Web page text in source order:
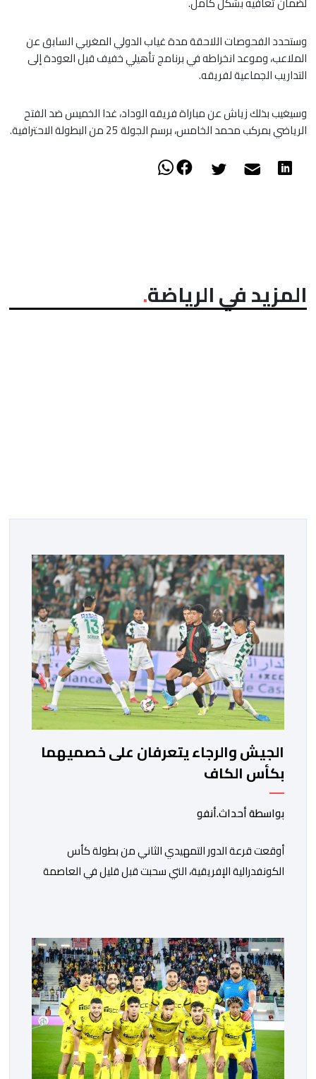
وستحدد الفحوصات اللاحقة مدة غياب الدولي المغربي السابق عن
الملاعب، وموعد انخراطه في برنامج تأهيلي خفيف قبل العودة إلى
التداريب الجماعية لفريقه.
وسيغيب بذلك زياش عن مباراة فريقه الوداد، غدا الخميس ضد الفتح
الرياضي بمركب محمد الخامس، برسم الجولة 25 من البطولة الاحترافية.
المزيد في الرياضة
الجيش والرجاء يتعرفان على خصميهما
بكأس الكاف
بواسطة أحداث.أنفو
أوقعت قرعة الدور التمهيدي الثاني من بطولة كأس
الكونفدرالية الإفريقية، التي سحبت قبل قليل في العاصمة
ووسط القارة. ​وسيكون نادي الرجاء الرياضي على موعد مع
مواجهة المتأهل من المباراة التي تجمع بين إيل كانيمي
واريورز النيجيري ونادي أوديب ممثل […]